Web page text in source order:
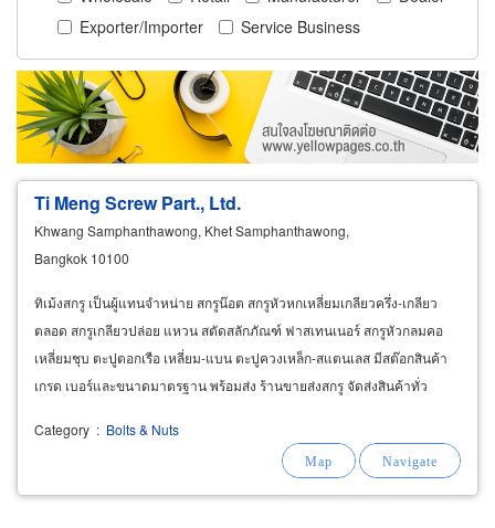
Exporter/Importer
Service Business
Ti Meng Screw Part., Ltd.
Khwang Samphanthawong, Khet Samphanthawong,
Bangkok 10100
ทิเม้งสกรู เป็นผู้แทนจำหน่าย สกรูน๊อต สกรูหัวหกเหลี่ยมเกลียวครึ่ง-เกลียว
ตลอด สกรูเกลียวปล่อย แหวน สตัดสลักภัณฑ์ ฟาสเทนเนอร์ สกรูหัวกลมคอ
เหลี่ยมชุบ ตะปูตอกเรือ เหลี่ยม-แบน ตะปูควงเหล็ก-สแตนเลส มีสต๊อกสินค้า
เกรด เบอร์และขนาดมาตรฐาน พร้อมส่ง ร้านขายส่งสกรู จัดส่งสินค้าทั่ว
Category : Bolts & Nuts